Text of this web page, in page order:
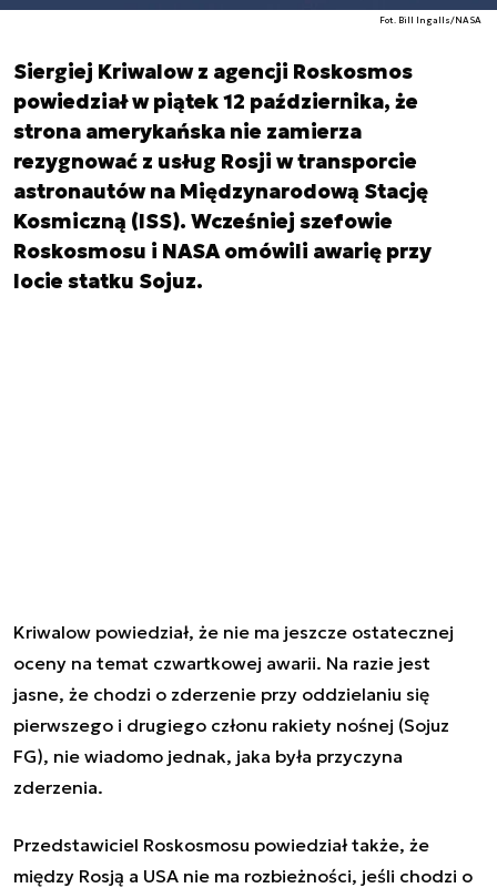
Fot. Bill Ingalls/NASA
Siergiej Kriwalow z agencji Roskosmos
powiedział w piątek 12 października, że
strona amerykańska nie zamierza
rezygnować z usług Rosji w transporcie
astronautów na Międzynarodową Stację
Kosmiczną (ISS). Wcześniej szefowie
Roskosmosu i NASA omówili awarię przy
locie statku Sojuz.
Kriwalow powiedział, że nie ma jeszcze ostatecznej
oceny na temat czwartkowej awarii. Na razie jest
jasne, że chodzi o zderzenie przy oddzielaniu się
pierwszego i drugiego członu rakiety nośnej (Sojuz
FG), nie wiadomo jednak, jaka była przyczyna
zderzenia.
Przedstawiciel Roskosmosu powiedział także, że
między Rosją a USA nie ma rozbieżności, jeśli chodzi o